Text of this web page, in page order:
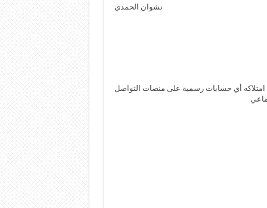
نشوان الحمدي
امتلاكه أي حسابات رسمية على منصات التواصل